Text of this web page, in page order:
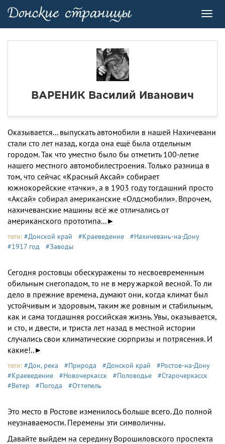
ВАРЕНИК Василий Иванович
Оказывается... выпускать автомобили в нашей На­хичевани
стали сто лет назад, когда она ещё была от­дельным
городом. Так что уместно было бы отметить 100-летие
нашего местного автомобилестроения. Толь­ко разница в
том, что сейчас «Красный Аксай» собира­ет
южнокорейские «тачки», а в 1903 году тогдашний просто
«Аксай» собирал американские «Олдсмобили». Впрочем,
нахичеванские машины всё же отличались от
американского прототипа...►
теги: #Донской край #Краеведение
#Нахичевань-на-Дону
#1917 год
#Заводы
Сегодня ростовцы обескуражены то несвоевремен­ным
обильным снегопадом, то не в меру жаркой вес­ной. То ли
дело в прежние времена, думают они, когда климат был
устойчивым и здоровым, таким же ровным и стабильным,
как и сама тогдашняя российская жизнь. Увы, оказывается,
и сто, и двести, и триста лет назад в местной истории
случались свои климатические сюрп­ризы и потрясения. И
какие!..►
теги: #Дон, река #Природа #Донской край
#Ростов-на-Дону
#Краеведение
#Новочеркасск #Половодье
#Старочеркасск
#Ветер
#Погода #Оттепель
Это место в Ростове изменилось больше всего. До полной
неузнаваемости. Перемены эти символичны.
Давайте выйдем на середину Ворошиловского проспекта